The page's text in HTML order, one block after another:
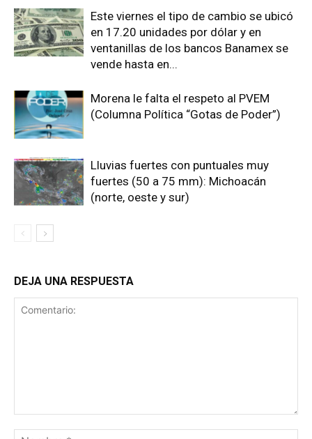
Este viernes el tipo de cambio se ubicó
en 17.20 unidades por dólar y en
ventanillas de los bancos Banamex se
vende hasta en...
Morena le falta el respeto al PVEM
(Columna Política “Gotas de Poder”)
Lluvias fuertes con puntuales muy
fuertes (50 a 75 mm): Michoacán
(norte, oeste y sur)
DEJA UNA RESPUESTA